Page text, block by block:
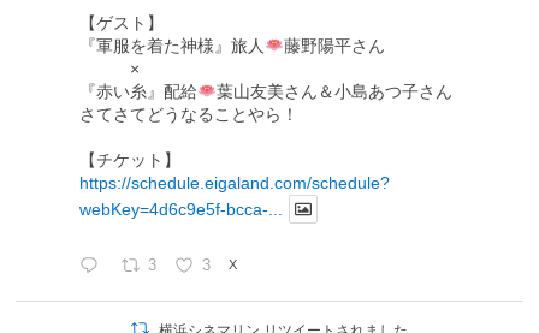
【ゲスト】
『軍服を着た神様』旅人
藤野陽平さん
×
『赤い糸』配給
葉山友美さん＆小島あつ子さん
さてさてどうなることやら！
【チケット】
https://schedule.eigaland.com/schedule?
webKey=4d6c9e5f-bcca-...
3 3 X